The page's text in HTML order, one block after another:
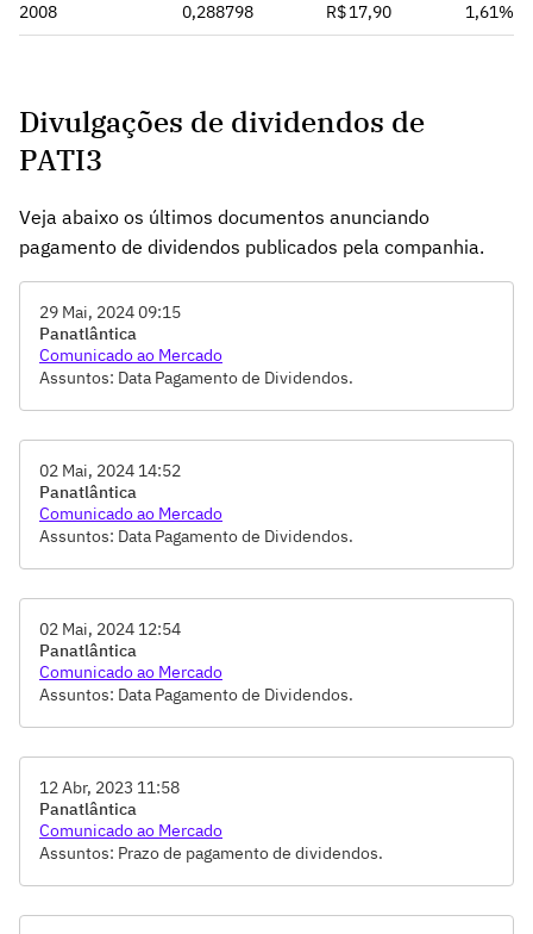
2008 0,288798 R$ 17,90 1,61%
Divulgações de dividendos de
PATI3
Veja abaixo os últimos documentos anunciando
pagamento de dividendos publicados pela companhia.
29 Mai, 2024 09:15
Panatlântica
Comunicado ao Mercado
Assuntos: Data Pagamento de Dividendos.
02 Mai, 2024 14:52
Panatlântica
Comunicado ao Mercado
Assuntos: Data Pagamento de Dividendos.
02 Mai, 2024 12:54
Panatlântica
Comunicado ao Mercado
Assuntos: Data Pagamento de Dividendos.
12 Abr, 2023 11:58
Panatlântica
Comunicado ao Mercado
Assuntos: Prazo de pagamento de dividendos.